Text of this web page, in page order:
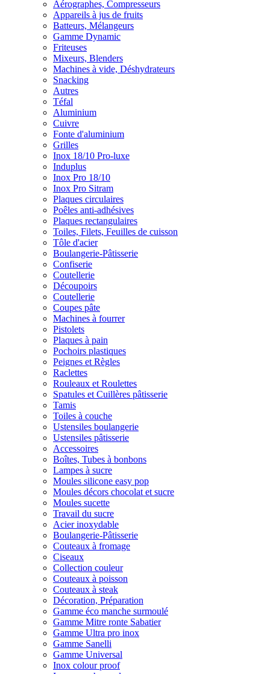
Aérographes, Compresseurs
Appareils à jus de fruits
Batteurs, Mélangeurs
Gamme Dynamic
Friteuses
Mixeurs, Blenders
Machines à vide, Déshydrateurs
Snacking
Autres
Téfal
Aluminium
Cuivre
Fonte d'aluminium
Grilles
Inox 18/10 Pro-luxe
Induplus
Inox Pro 18/10
Inox Pro Sitram
Plaques circulaires
Poêles anti-adhésives
Plaques rectangulaires
Toiles, Filets, Feuilles de cuisson
Tôle d'acier
Boulangerie-Pâtisserie
Confiserie
Coutellerie
Découpoirs
Coutellerie
Coupes pâte
Machines à fourrer
Pistolets
Plaques à pain
Pochoirs plastiques
Peignes et Règles
Raclettes
Rouleaux et Roulettes
Spatules et Cuillères pâtisserie
Tamis
Toiles à couche
Ustensiles boulangerie
Ustensiles pâtisserie
Accessoires
Boîtes, Tubes à bonbons
Lampes à sucre
Moules silicone easy pop
Moules décors chocolat et sucre
Moules sucette
Travail du sucre
Acier inoxydable
Boulangerie-Pâtisserie
Couteaux à fromage
Ciseaux
Collection couleur
Couteaux à poisson
Couteaux à steak
Décoration, Préparation
Gamme éco manche surmoulé
Gamme Mitre ronte Sabatier
Gamme Ultra pro inox
Gamme Sanelli
Gamme Universal
Inox colour proof